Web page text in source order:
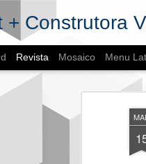
+ Construtora
Revista Mosaico Menu